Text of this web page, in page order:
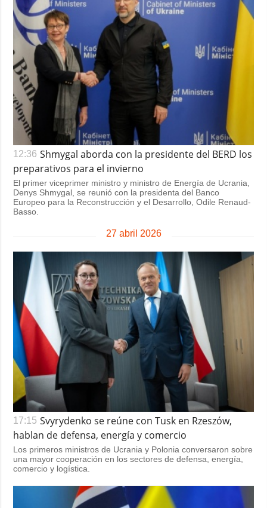
12:36 Shmygal aborda con la presidente del BERD los
preparativos para el invierno
El primer viceprimer ministro y ministro de Energía de Ucrania,
Denys Shmygal, se reunió con la presidenta del Banco
Europeo para la Reconstrucción y el Desarrollo, Odile Renaud-
Basso.
27 abril 2026
17:15 Svyrydenko se reúne con Tusk en Rzeszów,
hablan de defensa, energía y comercio
Los primeros ministros de Ucrania y Polonia conversaron sobre
una mayor cooperación en los sectores de defensa, energía,
comercio y logística.